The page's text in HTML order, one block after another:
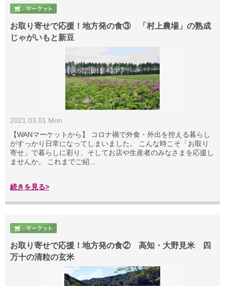
お取り寄せで応援！地方発の食③ 「村上農場」の熟成
じゃがいもと新豆
2021.03.01 Mon
【WANマーケットから】 コロナ禍で外食・外出を控える暮らし
がすっかり日常になってしまいました。 こんな時こそ「お取り
寄せ」で暮らしに彩り、そしてお店や生産者のみなさまを応援し
ませんか。 これまでご紹...
続きを見る>
お取り寄せで応援！地方発の食② 高知・大野見米 四
万十の清粒の玄米